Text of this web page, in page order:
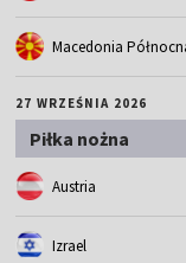
Macedonia
27 WRZEŚNIA 2026
Piłka nożna
Austria
Izrael